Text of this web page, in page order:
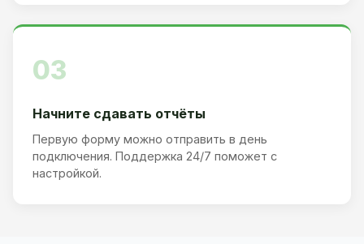
03
Начните сдавать отчёты
Первую форму можно отправить в день
подключения. Поддержка 24/7 поможет с
настройкой.